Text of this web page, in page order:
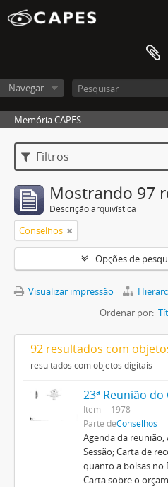
Navegar
Memória CAPES
Filtros
Mostrando 97
Descrição arquivística
Conselhos
Opções de
Visualizar impressão
Ordenar por:
92 resultados com
resultados com objetos digitais
Item
1978
Parte deConselhos
Agenda da reunião;
Sessão; Carta de
quanto a bolsas no
Carta sobre o